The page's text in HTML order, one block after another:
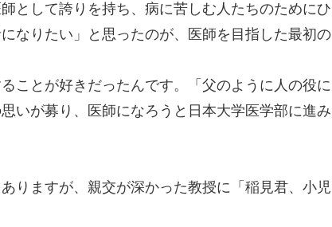
として誇りを持ち、病に苦しむ人たちのためにひ
なりたい」と思ったのが、医師を目指した最初の
ことが好きだったんです。「父のように人の役に
いが募り、医師になろうと日本大学医学部に進み
りますが、親交が深かった教授に「稲見君、小児